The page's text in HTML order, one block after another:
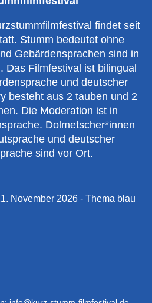
findet seit
Stumm bedeutet ohne
Gebärdensprachen sind in
Das Filmfestival ist bilingual
und deutscher
besteht aus 2 tauben und 2
Die Moderation ist in
Dolmetscher*innen
und deutscher
sind vor Ort.
November 2026 - Thema blau